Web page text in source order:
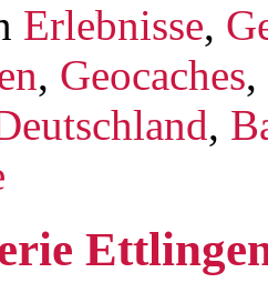
Erlebnisse,
, Geocaches,
,